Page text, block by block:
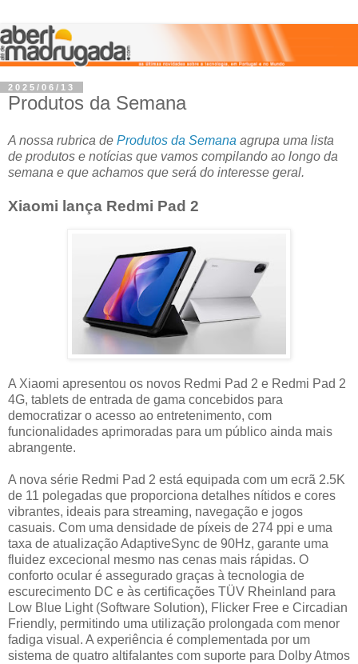
2025/06/13
Produtos da Semana
A nossa rubrica de Produtos da Semana agrupa uma lista
de produtos e notícias que vamos compilando ao longo da
semana e que achamos que será do interesse geral.
Xiaomi lança Redmi Pad 2
A Xiaomi apresentou os novos Redmi Pad 2 e Redmi Pad 2
4G, tablets de entrada de gama concebidos para
democratizar o acesso ao entretenimento, com
funcionalidades aprimoradas para um público ainda mais
abrangente.
A nova série Redmi Pad 2 está equipada com um ecrã 2.5K
de 11 polegadas que proporciona detalhes nítidos e cores
vibrantes, ideais para streaming, navegação e jogos
casuais. Com uma densidade de píxeis de 274 ppi e uma
taxa de atualização AdaptiveSync de 90Hz, garante uma
fluidez excecional mesmo nas cenas mais rápidas. O
conforto ocular é assegurado graças à tecnologia de
escurecimento DC e às certificações TÜV Rheinland para
Low Blue Light (Software Solution), Flicker Free e Circadian
Friendly, permitindo uma utilização prolongada com menor
fadiga visual. A experiência é complementada por um
sistema de quatro altifalantes com suporte para Dolby Atmos